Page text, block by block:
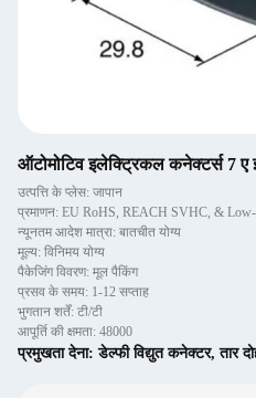
ऑटोमोटिव इलेक्ट्रिकल कनेक्टर्स 7 ए
उत्पत्ति के प्लेस: जापान
प्रमाणन: EU RoHS, REACH SVHC, &
न्यूनतम आदेश मात्रा: बातचीत योग्य
मूल्य: विनिमय योग्य
पैकेजिंग विवरण: मूल पैकिंग
प्रसव के समय: 1-12 सप्ताह
भुगतान शर्तें: टी/टी
आपूर्ति की क्षमता: 48000
प्रमुखता देना:डेल्फी विद्युत कनेक्टर,तार